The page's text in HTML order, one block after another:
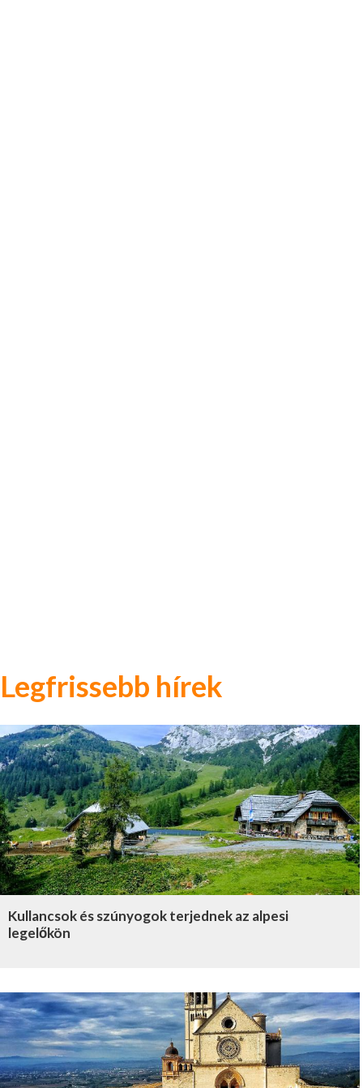
Legfrissebb hírek
Kullancsok és szúnyogok terjednek az alpesi
legelőkön